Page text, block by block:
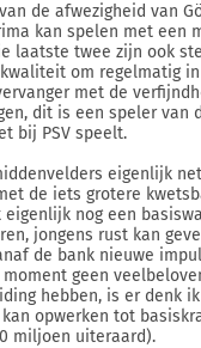
de afwezigheid van
kan spelen met een
laatste twee zijn ook
om regelmatig in
met de
dit is een speler van
bij PSV speelt.
eigenlijk
de iets grotere
eigenlijk nog een
jongens rust kan
de bank nieuwe
geen
hebben, is er denk
opwerken tot
miljoen uiteraard).